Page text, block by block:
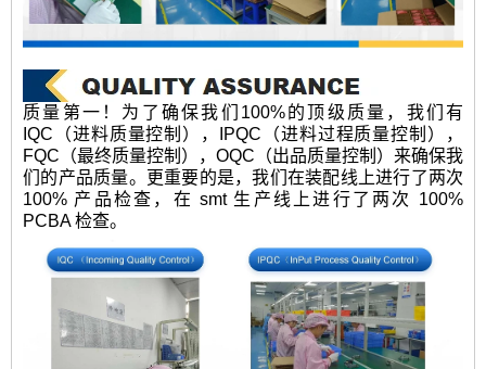
质量第一！为了确保我们100%的顶级质量，我们有
IQC（进料质量控制），IPQC（进料过程质量控制），
FQC（最终质量控制），OQC（出品质量控制）来确保我
们的产品质量。更重要的是，我们在装配线上进行了两次
100% 产品检查，在 smt 生产线上进行了两次 100%
PCBA 检查。